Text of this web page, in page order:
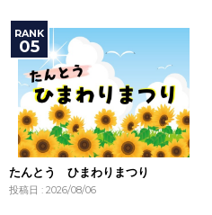
たんとう ひまわりまつり
投稿日 : 2026/08/06